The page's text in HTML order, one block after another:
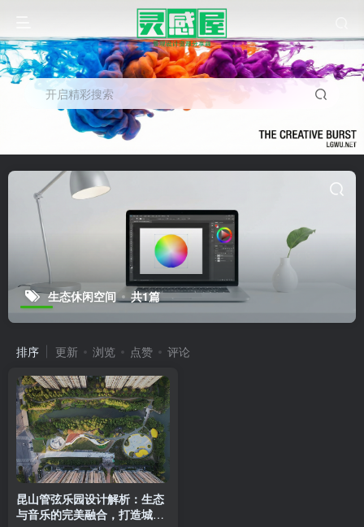
开启精彩搜索
生态休闲空间 共1篇
排序 更新 浏览 点赞 评论
昆山管弦乐园设计解析：生态
与音乐的完美融合，打造城市